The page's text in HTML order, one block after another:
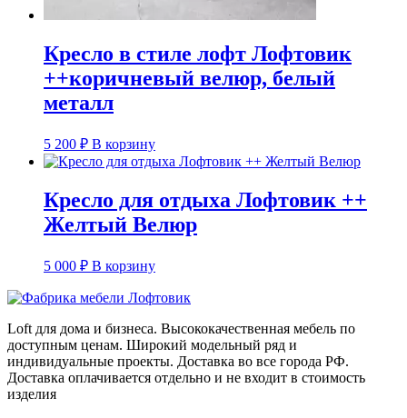
Кресло в стиле лофт Лофтовик
++коричневый велюр, белый
металл
5 200 ₽ В корзину
Кресло для отдыха Лофтовик ++
Желтый Велюр
5 000 ₽ В корзину
Loft для дома и бизнеса. Высококачественная мебель по
доступным ценам. Широкий модельный ряд и
индивидуальные проекты. Доставка во все города РФ.
Доставка оплачивается отдельно и не входит в стоимость
изделия